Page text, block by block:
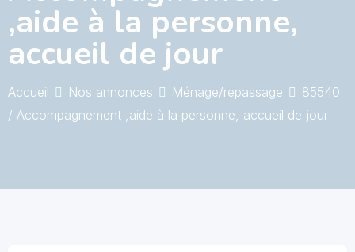
,aide à la personne,
accueil de jour
Accueil Nos annonces Ménage/repassage
85540
/ Accompagnement ,aide à la personne, accueil de jour